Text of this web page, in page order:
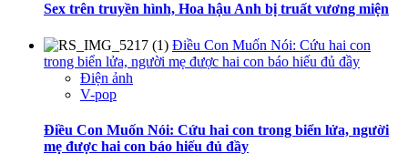
Sex trên truyền hình, Hoa hậu Anh bị truất vương miện
Điều Con Muốn Nói: Cứu hai con
trong biển lửa, người mẹ được hai con báo hiếu đủ đầy
Điện ảnh
V-pop
Điều Con Muốn Nói: Cứu hai con trong biển lửa, người
mẹ được hai con báo hiếu đủ đầy